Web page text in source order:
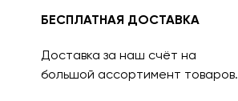
БЕСПЛАТНАЯ ДОСТАВКА
Доставка за наш счёт на
большой ассортимент товаров.